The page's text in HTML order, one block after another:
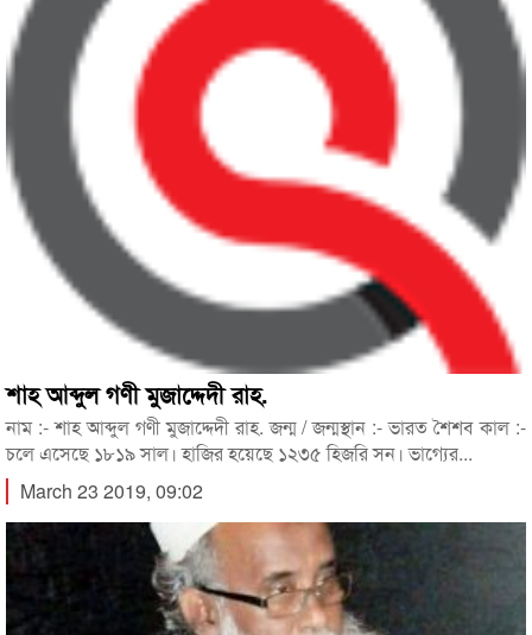
শাহ আব্দুল গণী মুজাদ্দেদী রাহ.
নাম :- শাহ আব্দুল গণী মুজাদ্দেদী রাহ. জন্ম / জন্মস্থান :- ভারত শৈশব কাল :-
চলে এসেছে ১৮১৯ সাল। হাজির হয়েছে ১২৩৫ হিজরি সন। ভাগ্যের...
March 23 2019, 09:02